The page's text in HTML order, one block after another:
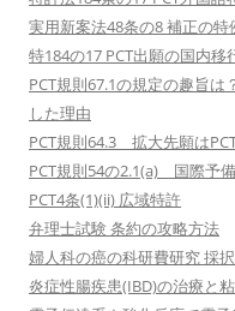
実用新案法48条の8 補正の特
特184の17 PCT出願の国内
PCT規則67.1の規定の趣旨
した理由
PCT規則64.3 拡大先願は
PCT規則54の2.1(a) 国際予
PCT4条(1)(ii) 広域特許
弁理士試験 条約の攻略方法
婦人科の癌の科研費研究 採
炎症性腸疾患(IBD)の治療と